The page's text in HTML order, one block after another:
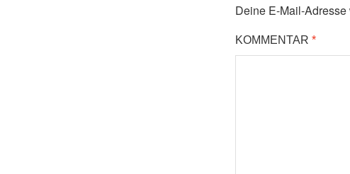
Deine E-Mail-
KOMMENTAR *